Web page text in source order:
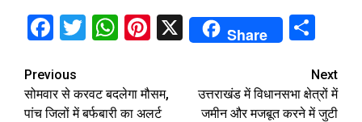
Facebook
Twitter
WhatsApp
Pinterest
X Share
Continue
Reading
Previous
सोमवार से करवट बदलेगा मौसम,
पांच जिलों में बर्फबारी का अलर्ट
Next
उत्तराखंड में विधानसभा क्षेत्रों में
जमीन और मजबूत करने में जुटी